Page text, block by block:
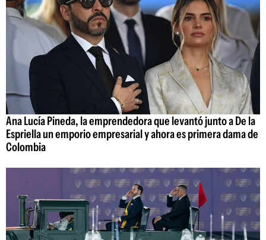
Ana Lucía Pineda, la emprendedora que levantó junto a De la
Espriella un emporio empresarial y ahora es primera dama de
Colombia